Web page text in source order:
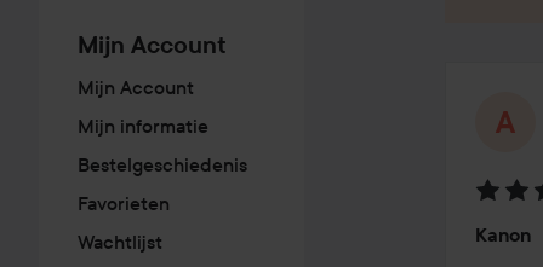
Mijn Account
Mijn Account
Mijn informatie
Bestelgeschiedenis
Favorieten
Wachtlijst
4
Kanon